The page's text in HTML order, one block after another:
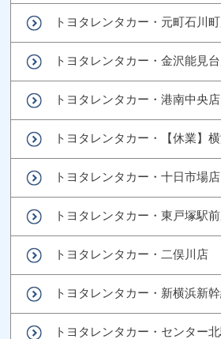
トヨタレンタカー・元町石川
トヨタレンタカー・金沢能見
トヨタレンタカー・港南中央店
トヨタレンタカー・【休業】
トヨタレンタカー・十日市場店
トヨタレンタカー・東戸塚駅
トヨタレンタカー・二俣川店
トヨタレンタカー・新横浜新
トヨタレンタカー・センター